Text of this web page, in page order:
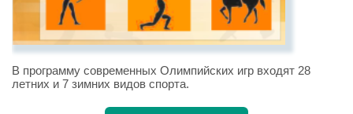
В программу современных Олимпийских игр входят 28
летних и 7 зимних видов спорта.